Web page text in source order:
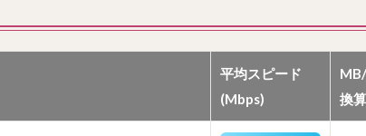
平均スピード
(Mbps)
換